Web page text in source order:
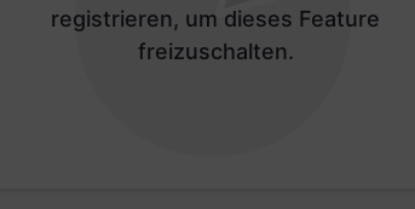
registrieren, um dieses Feature
freizuschalten.